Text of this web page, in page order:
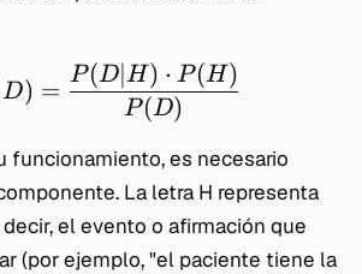
D) =
P( D)
P( D∣H) ⋅ P( H)
funcionamiento, es necesario
La letra H representa
decir, el evento o afirmación que
(por ejemplo, "el paciente tiene la